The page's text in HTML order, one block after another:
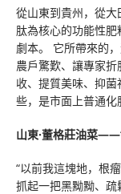
從山東到貴州，從
肽為核心的功能性肥
劇本。 它所帶來的
農戶驚歎、讓專家折
收、提質美味、抑
些，是市面上普通化
山東·董格莊油菜
“以前我這塊地，根
抓起一把黑黝黝、疏